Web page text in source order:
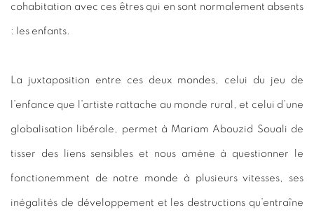
cohabitation avec ces êtres qui en sont normalement absents
: les enfants.
La juxtaposition entre ces deux mondes, celui du jeu de
l’enfance que l’artiste rattache au monde rural, et celui d’une
globalisation libérale, permet à Mariam Abouzid Souali de
tisser des liens sensibles et nous amène à questionner le
fonctionemment de notre monde à plusieurs vitesses, ses
inégalités de développement et les destructions qu’entraîne